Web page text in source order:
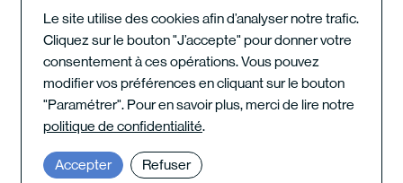
Le site utilise des cookies afin d’analyser notre trafic.
Cliquez sur le bouton "J’accepte" pour donner votre
consentement à ces opérations. Vous pouvez
modifier vos préférences en cliquant sur le bouton
"Paramétrer". Pour en savoir plus, merci de lire notre
politique de confidentialité.
Accepter Refuser
Instagram du festival
Instagram de l'école